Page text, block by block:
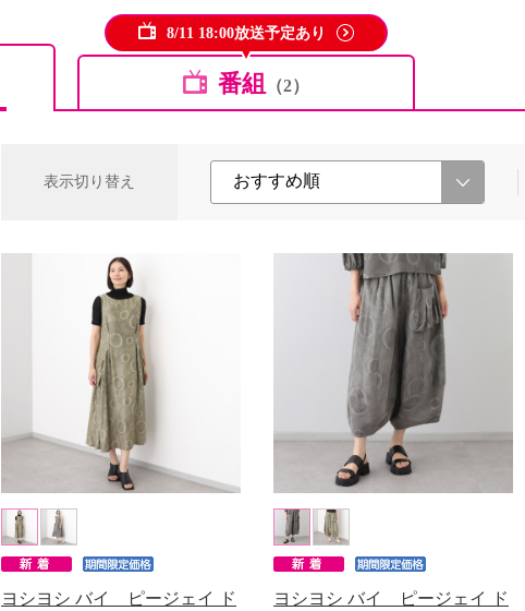
番組 （2）
8/11 18:00放送予定あり
表示切り替え
ヨシヨシ バイ ピージェイ ド
ヨシヨシ バイ ピージェイ ド